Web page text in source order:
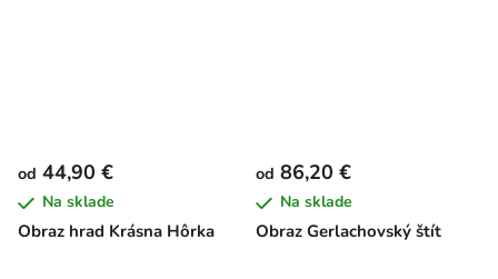
Obraz hrad Krásna Hôrka
od 44,90 €
Na sklade
Obraz Gerlachovský štít
od 86,20 €
Na sklade